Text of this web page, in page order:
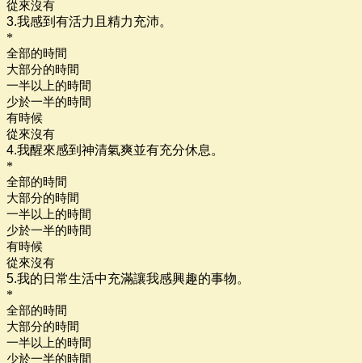
從來沒有
3.我感到有活力且精力充沛。
*
全部的時間
大部分的時間
一半以上的時間
少於一半的時間
有時候
從來沒有
4.我醒來感到神清氣爽並有充分休息。
*
全部的時間
大部分的時間
一半以上的時間
少於一半的時間
有時候
從來沒有
5.我的日常生活中充滿讓我感興趣的事物。
*
全部的時間
大部分的時間
一半以上的時間
少於一半的時間